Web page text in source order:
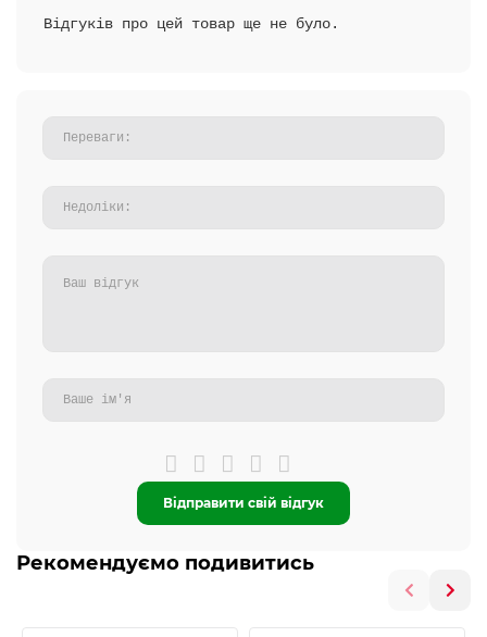
Відгуків про цей товар ще не було.
Відправити свій відгук
Рекомендуємо подивитись